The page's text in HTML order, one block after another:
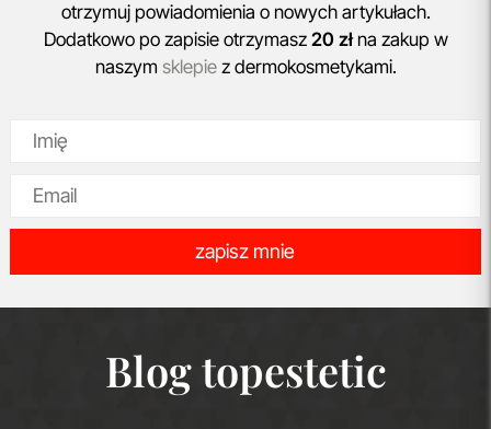
otrzymuj powiadomienia o nowych artykułach.
Dodatkowo po zapisie otrzymasz 20 złna zakup w
naszym sklepiez dermokosmetykami.
zapisz mnie
Blog topestetic